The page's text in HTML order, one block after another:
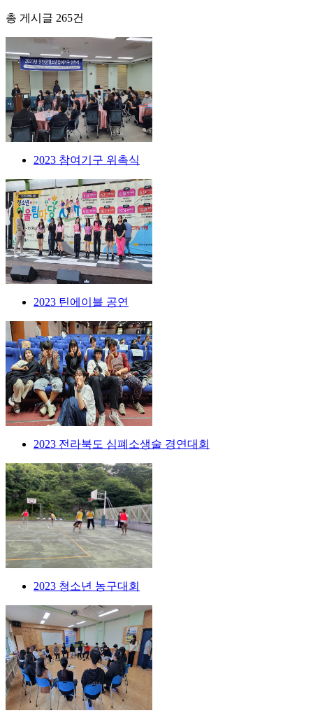
총 게시글 265건
2023 참여기구 위촉식
2023 틴에이블 공연
2023 전라북도 심폐소생술 경연대회
2023 청소년 농구대회